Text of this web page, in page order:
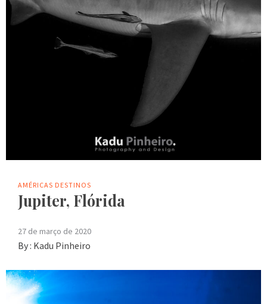
AMÉRICAS DESTINOS
Jupiter, Flórida
27 de março de 2020
By : Kadu Pinheiro